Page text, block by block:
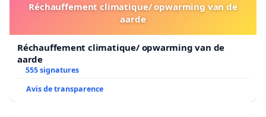
Réchauffement climatique/ opwarming van de
aarde
Réchauffement climatique/ opwarming van de
aarde
555 signatures
Avis de transparence